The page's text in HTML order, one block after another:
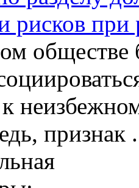
рисков при
обществе
признак